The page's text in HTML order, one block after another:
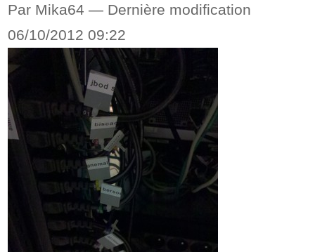
Par Mika64 — Dernière modification
06/10/2012 09:22